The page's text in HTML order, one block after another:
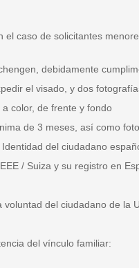
caso de solicitantes
debidamente
el visado, y dos
color, de frente y fondo
de 3 meses, así como
del ciudadano
/ Suiza y su registro en
del ciudadano de la
del vínculo familiar: